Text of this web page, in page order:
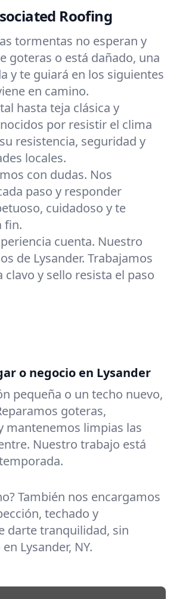
Roofing
tormentas no esperan y
goteras o está dañado, una
y te guiará en los siguientes
en camino.
hasta teja clásica y
por resistir el clima
resistencia, seguridad y
locales.
con dudas. Nos
paso y responder
cuidadoso y te
fin.
cuenta. Nuestro
de Lysander. Trabajamos
y sello resista el paso
o negocio en Lysander
pequeña o un techo nuevo,
goteras,
mantenemos limpias las
Nuestro trabajo está
También nos encargamos
techado y
darte tranquilidad, sin
Lysander, NY.